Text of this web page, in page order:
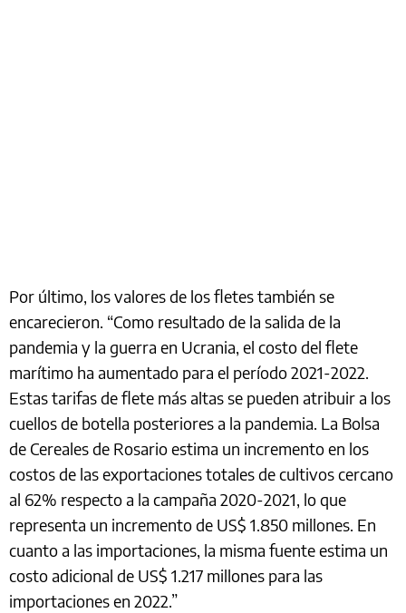
Por último, los valores de los fletes también se
encarecieron. “Como resultado de la salida de la
pandemia y la guerra en Ucrania, el costo del flete
marítimo ha aumentado para el período 2021-2022.
Estas tarifas de flete más altas se pueden atribuir a los
cuellos de botella posteriores a la pandemia. La Bolsa
de Cereales de Rosario estima un incremento en los
costos de las exportaciones totales de cultivos cercano
al 62% respecto a la campaña 2020-2021, lo que
representa un incremento de US$ 1.850 millones. En
cuanto a las importaciones, la misma fuente estima un
costo adicional de US$ 1.217 millones para las
importaciones en 2022.”